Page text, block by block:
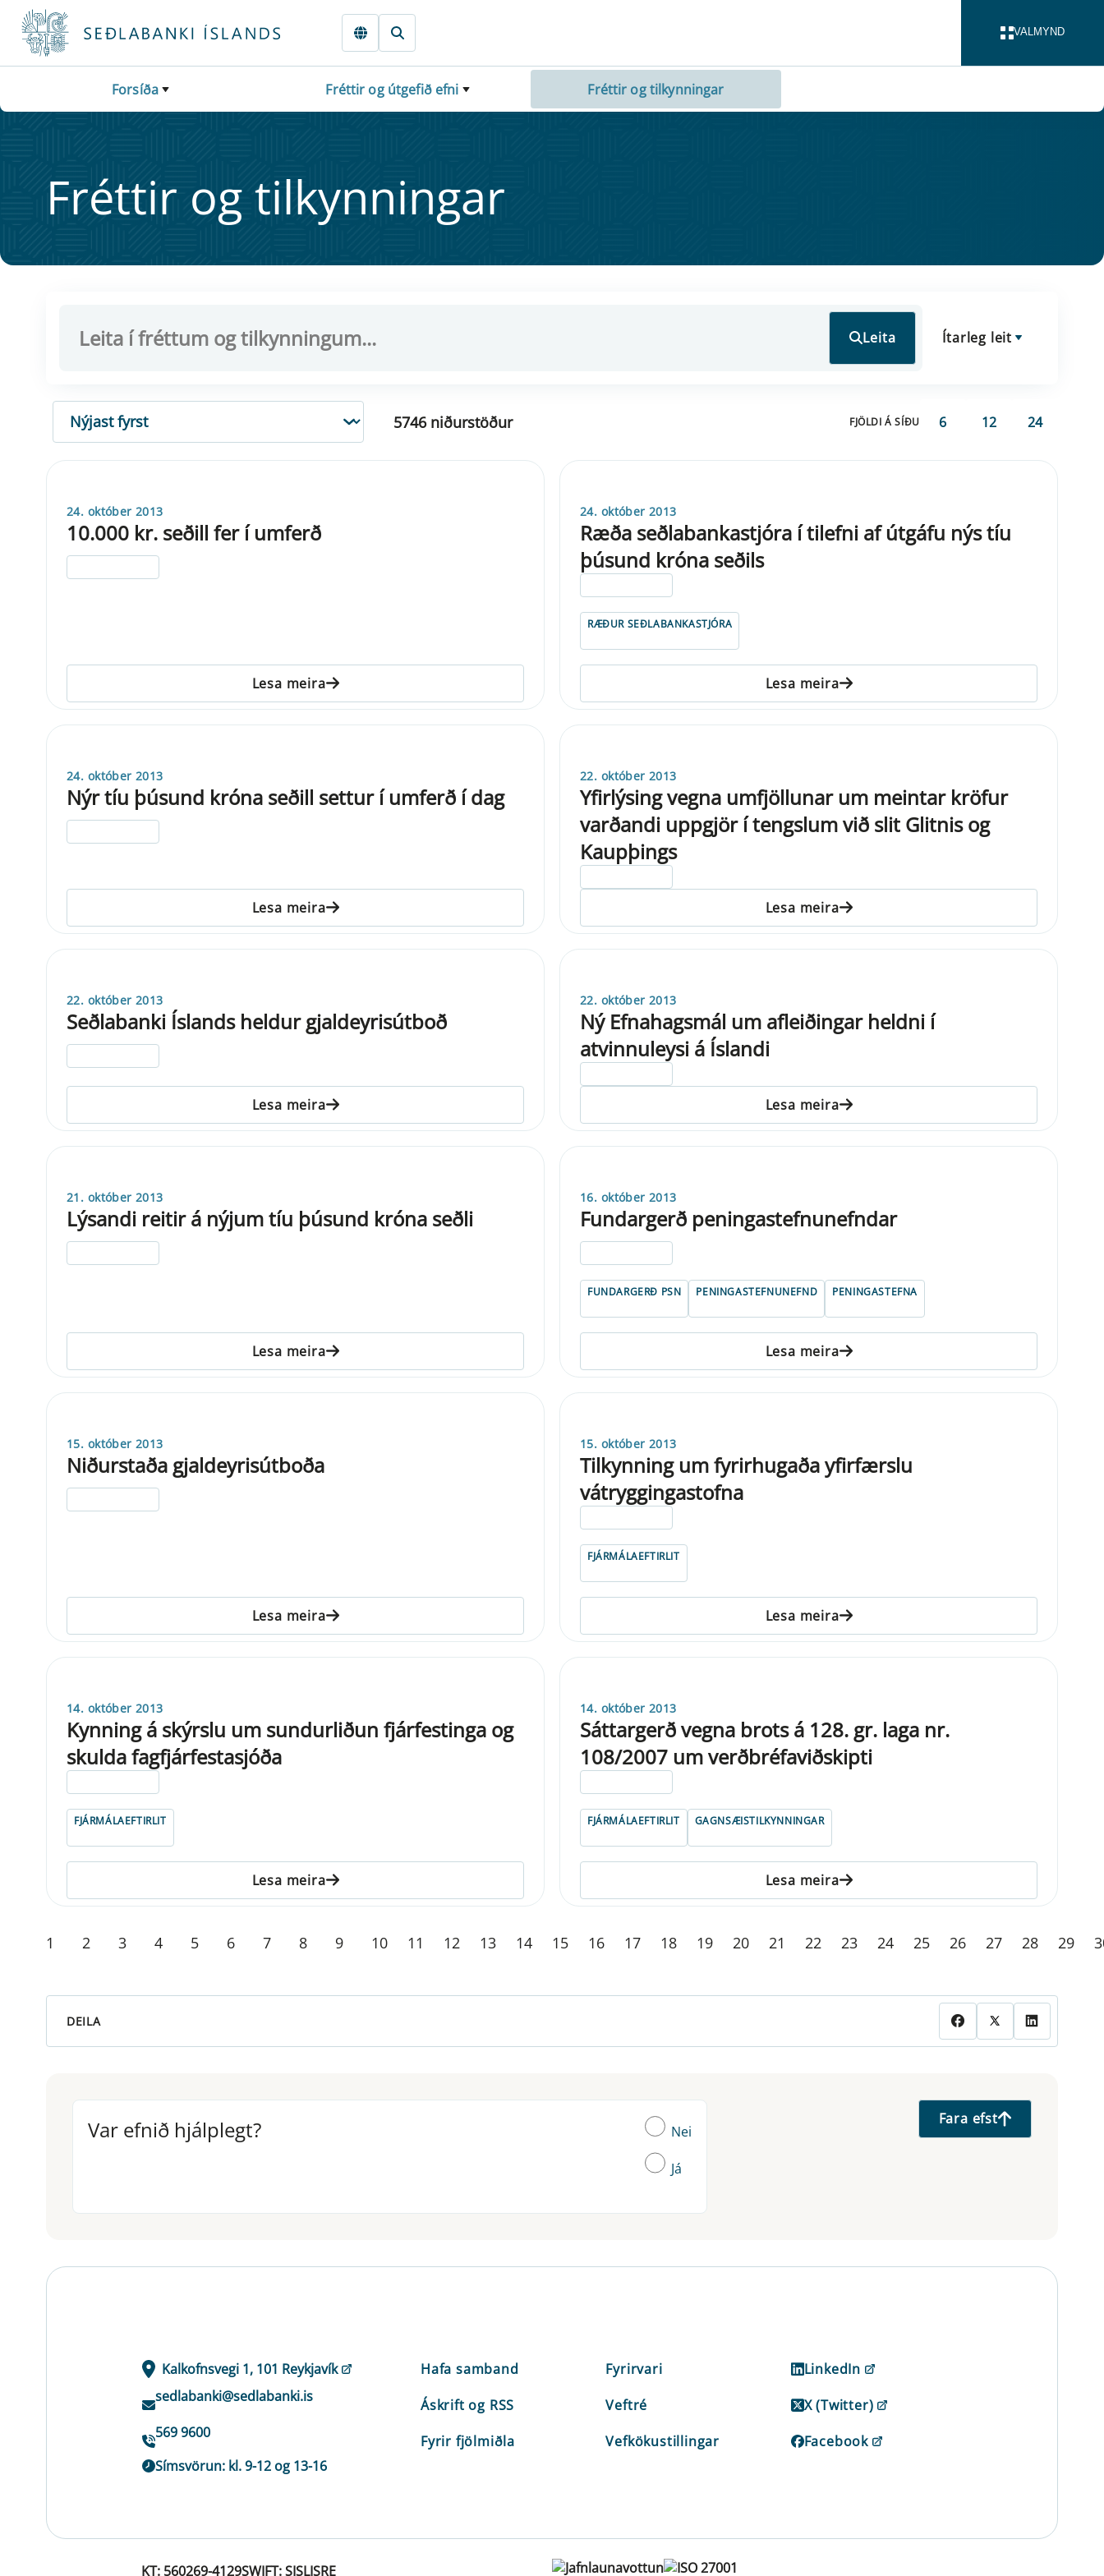
Fara beint í Meginmál
VALMYND
Forsíða Fréttir og útgefið efni Fréttir og tilkynningar
Frétt­ir og til­kynn­ing­ar
Leita Ítarleg leit
RÖÐUN
5746 niðurstöður FJÖLDI Á SÍÐU 6 12 24
24. október 2013
10.000 kr. seðill fer í umferð
Lesa meira
24. október 2013
Ræða seðlabankastjóra í tilefni af útgáfu nýs tíu
þúsund króna seðils
RÆÐUR SEÐLABANKASTJÓRA
Lesa meira
24. október 2013
Nýr tíu þúsund króna seðill settur í umferð í dag
Lesa meira
22. október 2013
Yfirlýsing vegna umfjöllunar um meintar kröfur
varðandi uppgjör í tengslum við slit Glitnis og
Kaupþings
Lesa meira
22. október 2013
Seðlabanki Íslands heldur gjaldeyrisútboð
Lesa meira
22. október 2013
Ný Efnahagsmál um afleiðingar heldni í
atvinnuleysi á Íslandi
Lesa meira
21. október 2013
Lýsandi reitir á nýjum tíu þúsund króna seðli
Lesa meira
16. október 2013
Fundargerð peningastefnunefndar
FUNDARGERÐ PSN PENINGASTEFNUNEFND PENINGASTEFNA
Lesa meira
15. október 2013
Niðurstaða gjaldeyrisútboða
Lesa meira
15. október 2013
Tilkynning um fyrirhugaða yfirfærslu
vátryggingastofna
FJÁRMÁLAEFTIRLIT
Lesa meira
14. október 2013
Kynning á skýrslu um sundurliðun fjárfestinga og
skulda fagfjárfestasjóða
FJÁRMÁLAEFTIRLIT
Lesa meira
14. október 2013
Sáttargerð vegna brots á 128. gr. laga nr.
108/2007 um verðbréfaviðskipti
FJÁRMÁLAEFTIRLIT GAGNSÆISTILKYNNINGAR
Lesa meira
1 2 3 4 5 6 7 8 9 10 11 12 13 14 15 16 17 18 19 20 21 22 23 24 25 26 27 28 29
DEILA
Var efnið hjálplegt?
Var efnið hjálplegt? Nei
Já
Fara efst
Kalkofnsvegi 1, 101 Reykjavík
sedlabanki@sedlabanki.is
569 9600
Símsvörun: kl. 9-12 og 13-16
Hafa samband
Áskrift og RSS
Fyrir fjölmiðla
Fyrirvari
Veftré
Vefkökustillingar
LinkedIn
X (Twitter)
Facebook
KT: 560269-4129SWIFT: SISLISRE